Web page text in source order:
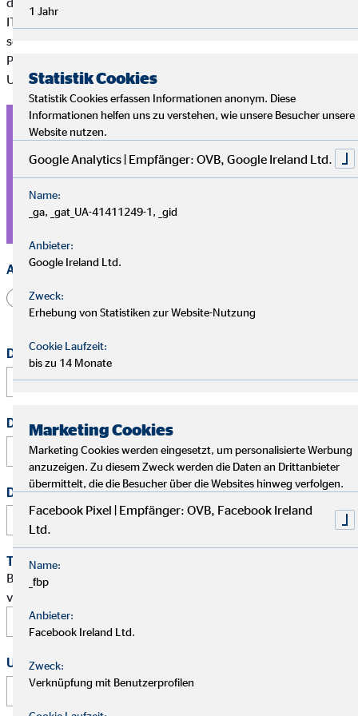
IT nicht läuft. Umso wichtiger ist es die digitale Infrastruktur zu
schützen – lange bevor etwas passiert. Durch
Präventionsmaßnahmen und proaktives Mitarbeiter-Training.
Und professionelle Hilfe im Ernstfall.
Du möchtest mehr erfahren?
Dann nutze das Kontaktformular und sicher dir einen Termin
zur unverbindlichen Beratung.
Anrede
Herr
Dein vollständiger Name
Deine E-Mail Adresse
Deine Telefonnummer
Terminwunsch
Bitte schlage mir einen Termin für ein persönliches Gespräch
vor.
Uhrzeit
:
1 Jahr
Statistik Cookies
Statistik Cookies erfassen Informationen anonym. Diese
Informationen helfen uns zu verstehen, wie unsere Besucher unsere
Website nutzen.
Google Analytics | Empfänger: OVB, Google Ireland Ltd.
Name:
_ga, _gat_UA-41411249-1, _gid
Anbieter:
Google Ireland Ltd.
Zweck:
Erhebung von Statistiken zur Website-Nutzung
Cookie Laufzeit:
bis zu 14 Monate
Marketing Cookies
Marketing Cookies werden eingesetzt, um personalisierte Werbung
anzuzeigen. Zu diesem Zweck werden die Daten an Drittanbieter
übermittelt, die die Besucher über die Websites hinweg verfolgen.
Facebook Pixel | Empfänger: OVB, Facebook Ireland
Ltd.
Name:
_fbp
Anbieter:
Facebook Ireland Ltd.
Zweck:
Verknüpfung mit Benutzerprofilen